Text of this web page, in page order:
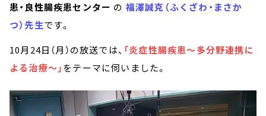
患・良性腸疾患センター の 福澤誠克（ふくざわ・まさか
つ）先生です。
10月24日（月）の放送では、 「炎症性腸疾患～多分野連携に
よる治療～」をテーマに伺いました。